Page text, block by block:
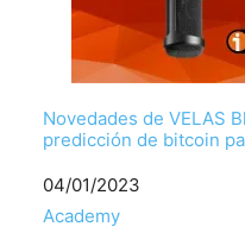
Novedades de VELAS
predicción de bitcoin
Fecha
04/01/2023
Respecto a
Academy